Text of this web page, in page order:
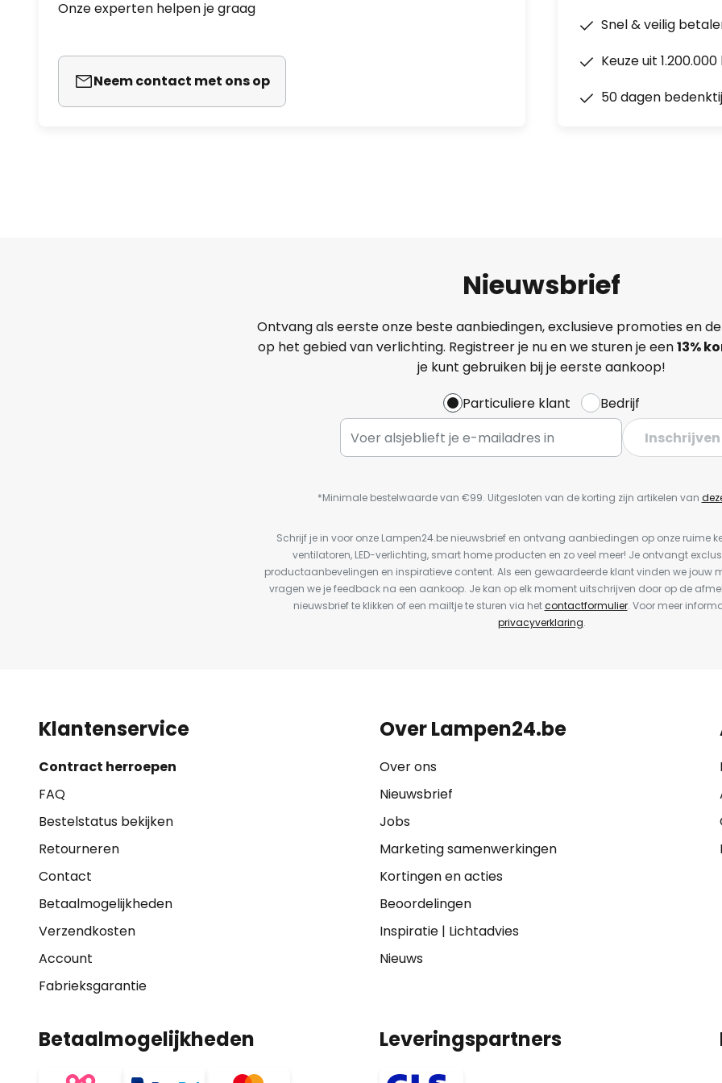
Onze experten helpen je graag
Neem contact met ons op
Snel & veilig
Keuze uit
50 dagen
Nieuwsbrief
Ontvang als eerste onze beste aanbiedingen, exclusieve promoties en
op het gebied van verlichting. Registreer je nu en we sturen je een13%
je kunt gebruiken bij je eerste aankoop!
Particuliere klant
Bedrijf
Inschrijven
*Minimale bestelwaarde van €99. Uitgesloten van de korting zijn artikelen van
Schrijf je in voor onze Lampen24.be nieuwsbrief en ontvang aanbiedingen op onze ruime
ventilatoren, LED-verlichting, smart home producten en zo veel meer! Je ontvangt
productaanbevelingen en inspiratieve content. Als een gewaardeerde klant vinden we jouw
vragen we je feedback na een aankoop. Je kan op elk moment uitschrijven door op de
nieuwsbrief te klikken of een mailtje te sturen via hetcontactformulier. Voor meer
privacyverklaring.
Klantenservice
Contract herroepen
FAQ
Bestelstatus bekijken
Retourneren
Contact
Betaalmogelijkheden
Verzendkosten
Account
Fabrieksgarantie
Over Lampen24.be
Over ons
Nieuwsbrief
Jobs
Marketing samenwerkingen
Kortingen en acties
Beoordelingen
Inspiratie| Lichtadvies
Nieuws
Betaalmogelijkheden Leveringspartners